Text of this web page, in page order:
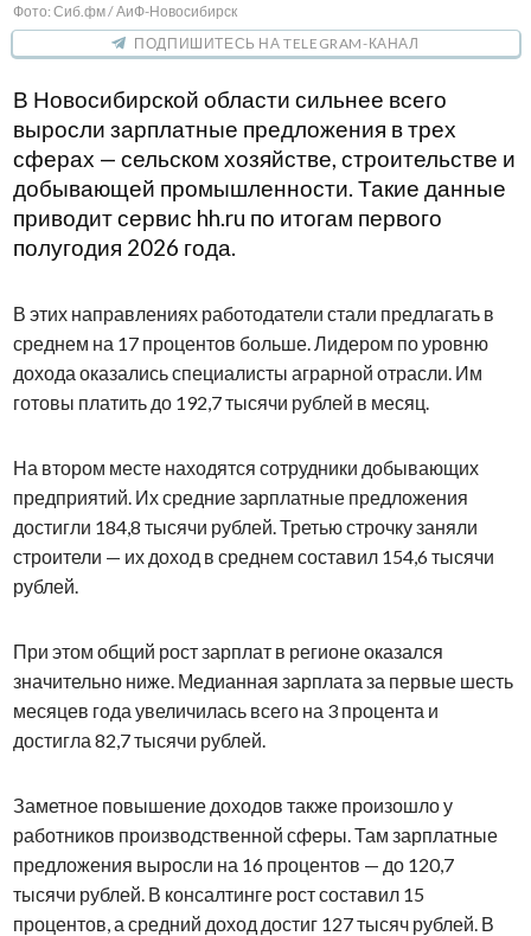
Фото: Сиб.фм / АиФ-Новосибирск
ПОДПИШИТЕСЬ НА TELEGRAM-КАНАЛ
В Новосибирской области сильнее всего
выросли зарплатные предложения в трех
сферах — сельском хозяйстве, строительстве и
добывающей промышленности. Такие данные
приводит сервис hh.ru по итогам первого
полугодия 2026 года.
В этих направлениях работодатели стали предлагать в
среднем на 17 процентов больше. Лидером по уровню
дохода оказались специалисты аграрной отрасли. Им
готовы платить до 192,7 тысячи рублей в месяц.
На втором месте находятся сотрудники добывающих
предприятий. Их средние зарплатные предложения
достигли 184,8 тысячи рублей. Третью строчку заняли
строители — их доход в среднем составил 154,6 тысячи
рублей.
При этом общий рост зарплат в регионе оказался
значительно ниже. Медианная зарплата за первые шесть
месяцев года увеличилась всего на 3 процента и
достигла 82,7 тысячи рублей.
Заметное повышение доходов также произошло у
работников производственной сферы. Там зарплатные
предложения выросли на 16 процентов — до 120,7
тысячи рублей. В консалтинге рост составил 15
процентов, а средний доход достиг 127 тысяч рублей. В